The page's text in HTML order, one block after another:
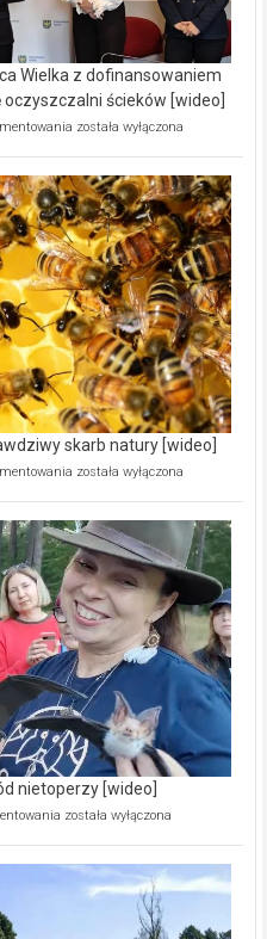
Wielka z dofinansowaniem
ścieków [wideo]
Ekologiczne
Wręczyca
Wielka
z
dofinansowaniem
ponad
15,6
mln
na
modernizację
oczyszczalni
ścieków
[wideo]
została wyłączona
skarb natury [wideo]
Ekologiczne
–
prawdziwy
skarb
natury
[wideo]
została wyłączona
nietoperzy [wideo]
Ekologiczne
kamerą
wśród
została wyłączona